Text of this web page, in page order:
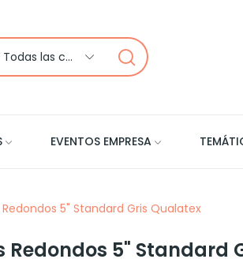
Todas las categorias
EVENTOS EMPRESA
5" Standard Gris Qualatex
Redondos 5" Standard